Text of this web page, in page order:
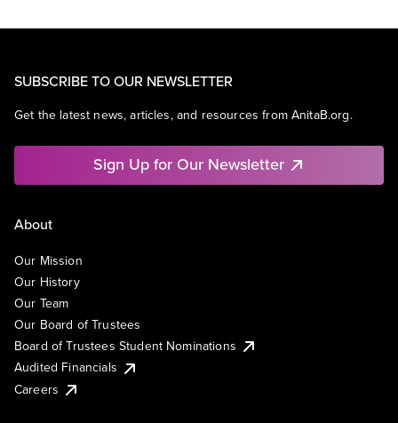
SUBSCRIBE TO OUR NEWSLETTER
Get the latest news, articles, and resources from AnitaB.org.
Sign Up for Our Newsletter
About
Our Mission
Our History
Our Team
Our Board of Trustees
Board of Trustees Student Nominations
Audited Financials
Careers